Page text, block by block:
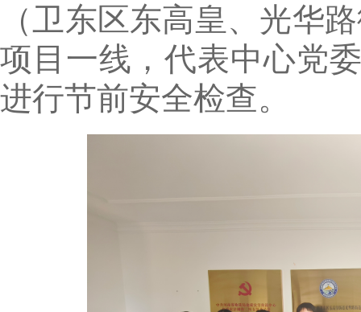
（卫东区东高皇、光华
项目一线，代表中心党
进行节前安全检查。